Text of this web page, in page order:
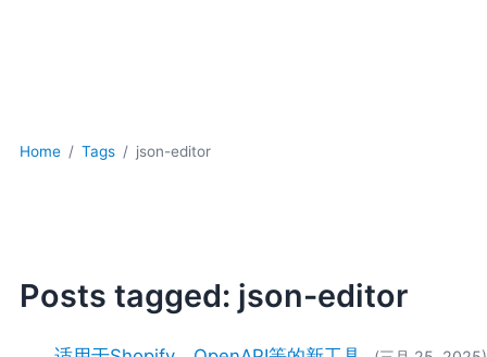
Home Tags json-editor
Posts tagged: json-editor